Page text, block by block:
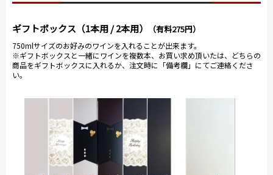
ギフトボックス（1本用 / 2本用） （有料275円）
750mlサイズのお好みのワインを入れることが出来ます。
※ギフトボックスと一緒にワインを複数本、お買い求め頂いたは、どちらの
商品をギフトボックスに入れるか、注文時に「備考欄」にてご連絡くださ
い。